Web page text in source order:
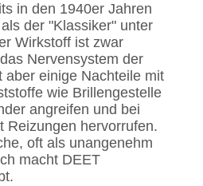
in den 1940er Jahren
der "Klassiker" unter
Wirkstoff ist zwar
Nervensystem der
aber einige Nachteile mit
wie Brillengestelle
angreifen und bei
Reizungen hervorrufen.
oft als unangenehm
macht DEET